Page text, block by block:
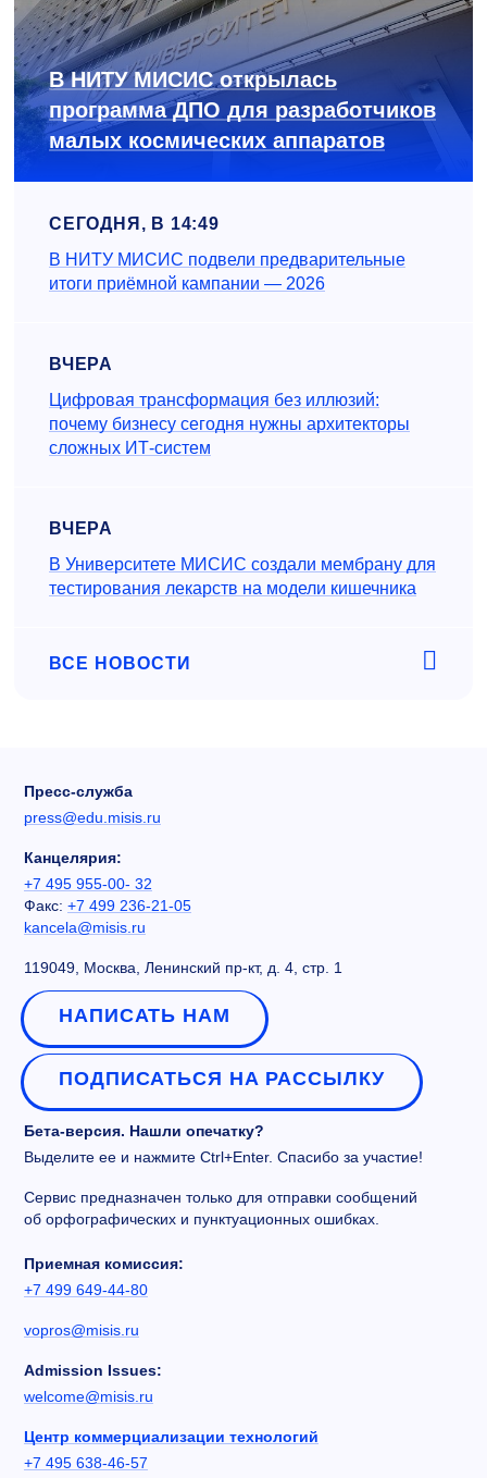
В НИТУ МИСИС открылась
программа ДПО для разработчиков
малых космических аппаратов
СЕГОДНЯ, В 14:49
В НИТУ МИСИС подвели предварительные
итоги приёмной кампании — 2026
ВЧЕРА
Цифровая трансформация без иллюзий:
почему бизнесу сегодня нужны архитекторы
сложных ИТ-систем
ВЧЕРА
В Университете МИСИС создали мембрану для
тестирования лекарств на модели кишечника
ВСЕ НОВОСТИ
Пресс-служба
press@edu.misis.ru
Канцелярия:
+7 495 955-00- 32
Факс: +7 499 236-21-05
kancela@misis.ru
119049, Москва, Ленинский пр-кт, д. 4, стр. 1
НАПИСАТЬ НАМ
ПОДПИСАТЬСЯ НА РАССЫЛКУ
Бета-версия. Нашли опечатку?
Выделите ее и нажмите Ctrl+Enter. Спасибо за участие!
Сервис предназначен только для отправки сообщений
об орфографических и пунктуационных ошибках.
Приемная комиссия:
+7 499 649-44-80
vopros@misis.ru
Admission Issues:
welcome@misis.ru
Центр коммерциализации технологий
+7 495 638-46-57